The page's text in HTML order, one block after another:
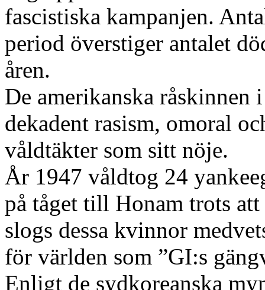
fascistiska kampanjen.
period överstiger antalet
åren.
De amerikanska råskinnen
dekadent rasism, omoral
våldtäkter som sitt nöje.
År 1947 våldtog 24
på tåget till Honam trots
slogs dessa kvinnor
för världen som ”GI:s
Enligt de sydkoreanska